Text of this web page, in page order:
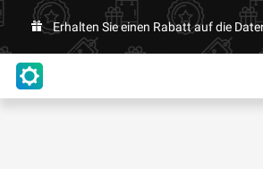
Erhalten Sie einen Rabatt auf die